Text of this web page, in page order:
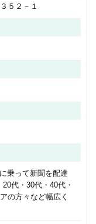
５２－１
乗って新聞を配達
代・30代・40代・
の方々など幅広く